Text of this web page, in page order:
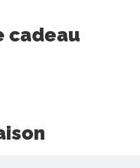
cadeau